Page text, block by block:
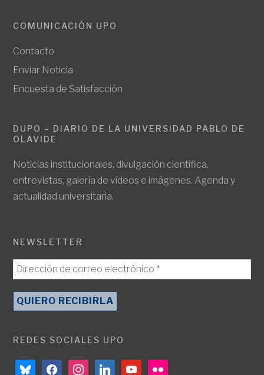
COMUNICACIÓN UPO
Contacto
Enviar Noticia
Encuesta de Satisfacción
DUPO – DIARIO DE LA UNIVERSIDAD PABLO DE
OLAVIDE
Noticias institucionales, divulgación científica,
entrevistas, galería de vídeos e imágenes. Agenda y
actualidad universitaria.
NEWSLETTER
REDES SOCIALES UPO
blueskyfacebookinstagramlinkedinyoutubeflickr